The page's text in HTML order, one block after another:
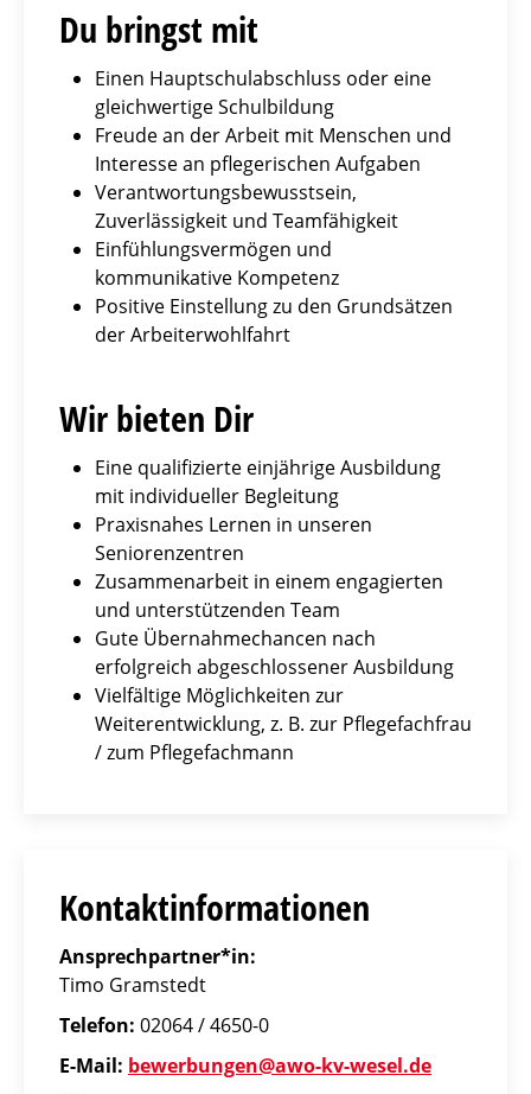
Du bringst mit
Einen Hauptschulabschluss oder eine
gleichwertige Schulbildung
Freude an der Arbeit mit Menschen und
Interesse an pflegerischen Aufgaben
Verantwortungsbewusstsein,
Zuverlässigkeit und Teamfähigkeit
Einfühlungsvermögen und
kommunikative Kompetenz
Positive Einstellung zu den Grundsätzen
der Arbeiterwohlfahrt
Wir bieten Dir
Eine qualifizierte einjährige Ausbildung
mit individueller Begleitung
Praxisnahes Lernen in unseren
Seniorenzentren
Zusammenarbeit in einem engagierten
und unterstützenden Team
Gute Übernahmechancen nach
erfolgreich abgeschlossener Ausbildung
Vielfältige Möglichkeiten zur
Weiterentwicklung, z. B. zur Pflegefachfrau
/ zum Pflegefachmann
Kontaktinformationen
Ansprechpartner*in:
Timo Gramstedt
Telefon: 02064 / 4650-0
E-Mail: bewerbungen@awo-kv-wesel.de